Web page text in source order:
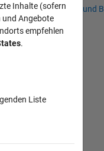
Studierende und
Inhalte (sofern
Angebote
empfehlen
.
Liste